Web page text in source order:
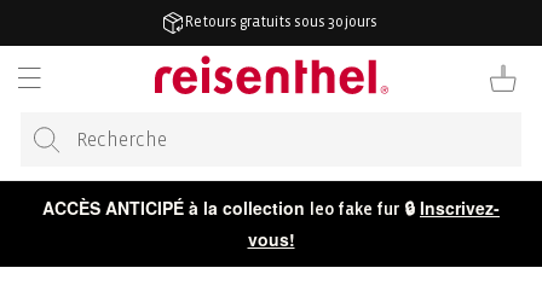
4,7/5 sur plus de 50 000 avis
Panier
ACCÈS ANTICIPÉ à la collection leo fake fur 🔒 Inscrivez-
vous!